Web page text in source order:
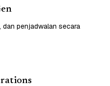
penjadwalan secara